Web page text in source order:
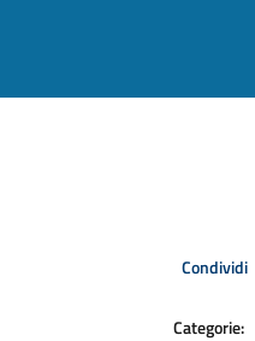
Condividi
Categorie: